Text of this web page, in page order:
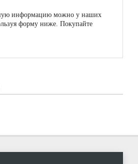
информацию можно у наших
форму ниже. Покупайте